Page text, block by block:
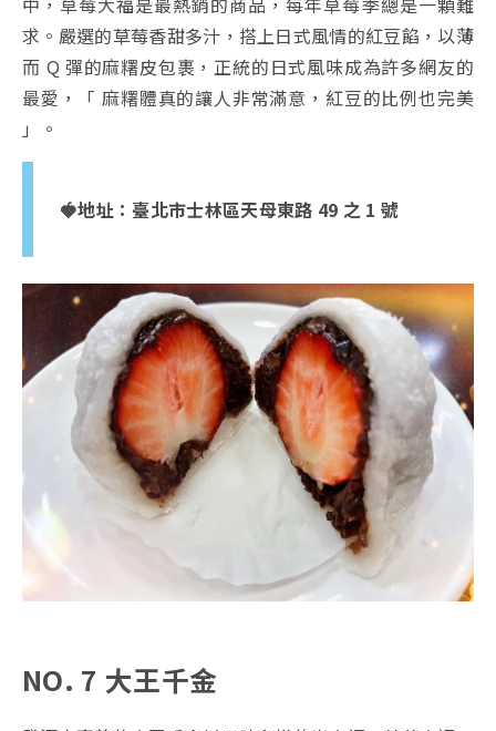
求。嚴選的草莓香甜多汁，搭上日式風情的紅豆餡，以薄
而 Q 彈的麻糬皮包裹，正統的日式風味成為許多網友的
最愛，「 麻糬體真的讓人非常滿意，紅豆的比例也完美
」。
🍓地址： 臺北市士林區天母東路 49 之 1 號
NO. 7 大王千金